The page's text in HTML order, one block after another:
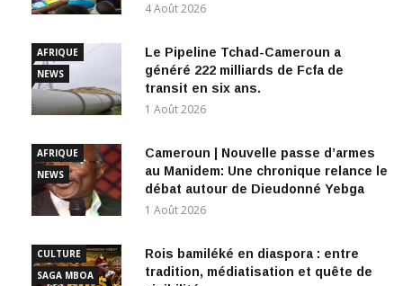
4 Août 2026
AFRIQUE
NEWS
Le Pipeline Tchad-Cameroun a
généré 222 milliards de Fcfa de
transit en six ans.
1 Août 2026
AFRIQUE
NEWS
Cameroun | Nouvelle passe d’armes
au Manidem: Une chronique relance le
débat autour de Dieudonné Yebga
1 Août 2026
CULTURE
SAGA MBOA
Rois bamiléké en diaspora : entre
tradition, médiatisation et quête de